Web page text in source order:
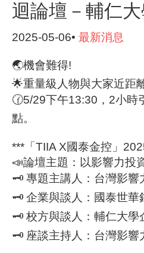
迴論壇－輔仁
2025-05-06• 最新消息
🌏機會難得!
🌟重量級人物與大家近距
🕜5/29下午13:30，2小時
點。
***「TIIA X國泰金控」
📣論壇主題：以影響力投
🗝 專題主講人：台灣影響
🗝 企業與談人：國泰世華
🗝 校方與談人：輔仁大學
🗝 座談主持人：台灣影響